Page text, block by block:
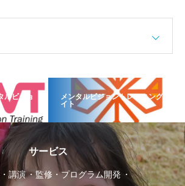
ルビジョ
メンタルビジョントレーニングサ
イト
サービス
講演
監修・プログラム開発